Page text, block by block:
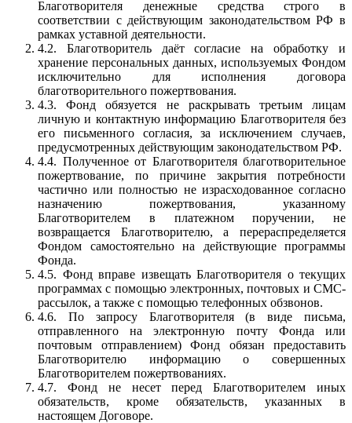
Благотворителя денежные средства строго в
соответствии с действующим законодательством РФ в
рамках уставной деятельности.
4.2. Благотворитель даёт согласие на обработку и
хранение персональных данных, используемых Фондом
исключительно для исполнения договора
благотворительного пожертвования.
4.3. Фонд обязуется не раскрывать третьим лицам
личную и контактную информацию Благотворителя без
его письменного согласия, за исключением случаев,
предусмотренных действующим законодательством РФ.
4.4. Полученное от Благотворителя благотворительное
пожертвование, по причине закрытия потребности
частично или полностью не израсходованное согласно
назначению пожертвования, указанному
Благотворителем в платежном поручении, не
возвращается Благотворителю, а перераспределяется
Фондом самостоятельно на действующие программы
Фонда.
4.5. Фонд вправе извещать Благотворителя о текущих
программах с помощью электронных, почтовых и СМС-
рассылок, а также с помощью телефонных обзвонов.
4.6. По запросу Благотворителя (в виде письма,
отправленного на электронную почту Фонда или
почтовым отправлением) Фонд обязан предоставить
Благотворителю информацию о совершенных
Благотворителем пожертвованиях.
4.7. Фонд не несет перед Благотворителем иных
обязательств, кроме обязательств, указанных в
настоящем Договоре.